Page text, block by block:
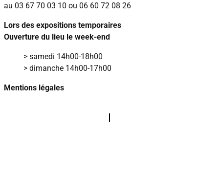
au 03 67 70 03 10 ou 06 60 72 08 26
Lors des expositions temporaires
Ouverture du lieu le week‑end
> samedi 14h00‑18h00
> dimanche 14h00‑17h00
Mentions légales